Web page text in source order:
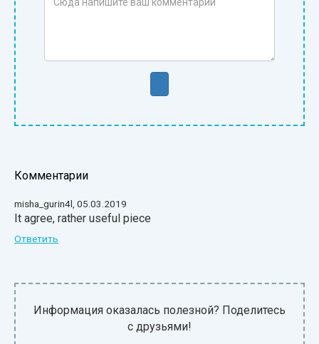
Комментарии
misha_gurin4l, 05.03.2019
It agree, rather useful piece
Ответить
Информация оказалась полезной? Поделитесь
с друзьями!